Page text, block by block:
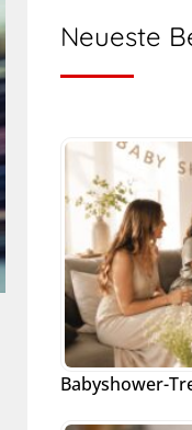
Neueste
Babyshower-